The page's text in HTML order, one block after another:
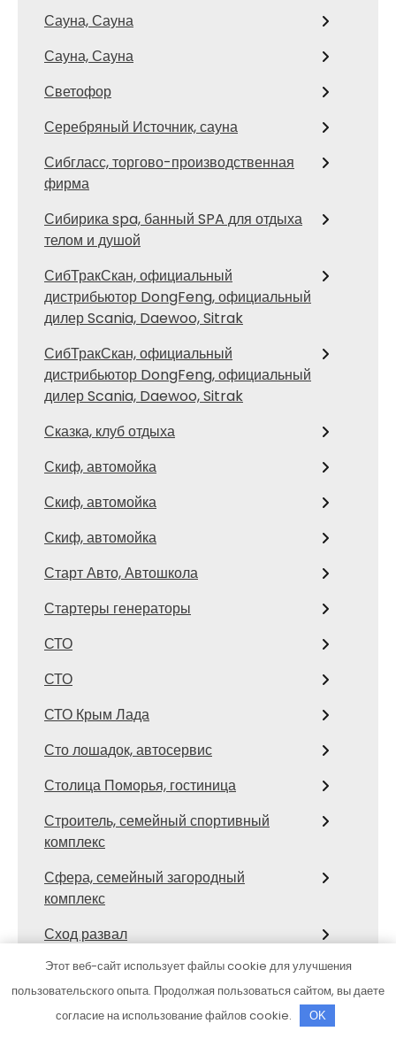
Сауна, Сауна
Сауна, Сауна
Светофор
Серебряный Источник, сауна
Сибгласс, торгово-производственная
фирма
Сибирика spa, банный SPA для отдыха
телом и душой
СибТракСкан, официальный
дистрибьютор DongFeng, официальный
дилер Scania, Daewoo, Sitrak
СибТракСкан, официальный
дистрибьютор DongFeng, официальный
дилер Scania, Daewoo, Sitrak
Сказка, клуб отдыха
Скиф, автомойка
Скиф, автомойка
Скиф, автомойка
Старт Авто, Автошкола
Стартеры генераторы
СТО
СТО
СТО Крым Лада
Сто лошадок, автосервис
Столица Поморья, гостиница
Строитель, семейный спортивный
комплекс
Сфера, семейный загородный
комплекс
Сход развал
Сход-развал, Шиномонтаж
Этот веб-сайт использует файлы cookie для улучшения
пользовательского опыта. Продолжая пользоваться сайтом, вы даете
согласие на использование файлов cookie.
OK